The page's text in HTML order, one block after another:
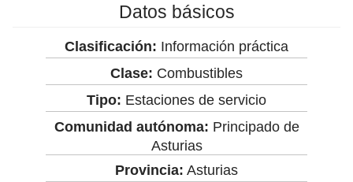
Datos básicos
Clasificación: Información práctica
Clase: Combustibles
Tipo: Estaciones de servicio
Comunidad autónoma: Principado de
Asturias
Provincia: Asturias